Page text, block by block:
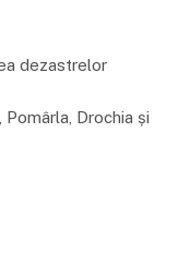
dezastrelor
Drochia și